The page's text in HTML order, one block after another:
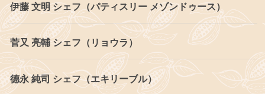
伊藤 文明 シェフ（パティスリー メゾンドゥース）
菅又 亮輔 シェフ（リョウラ）
德永 純司 シェフ（エキリーブル）